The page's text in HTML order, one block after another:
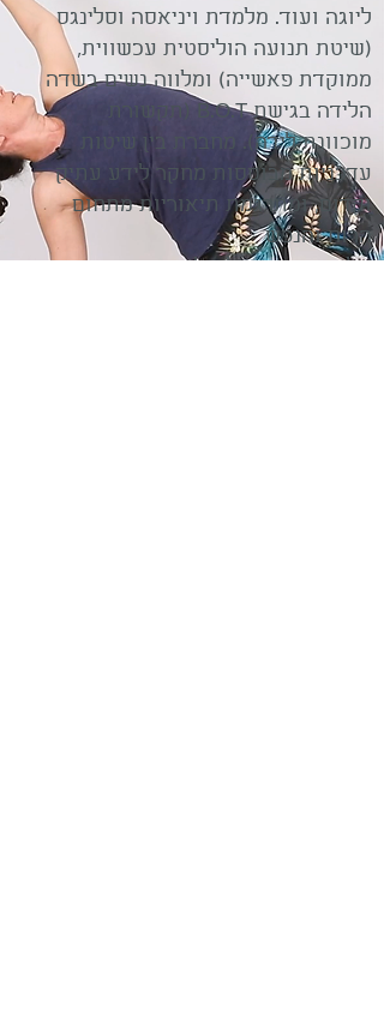
ליוגה ועוד. מלמדת ויניאסה וסלינגס
(שיטת תנועה הוליסטית עכשווית,
ממוקדת פאשייה) ומלווה נשים בשדה
הלידה בגישת B.O.T (תקשורת
מוכוונת לידה). מחברת בין שיטות
עדכניות מבוססות מחקר לידע עתיק
וקדום, ומתרגמת תיאוריות מתחום
הרוח והנפש
אל שפת התרגול של המזרון.